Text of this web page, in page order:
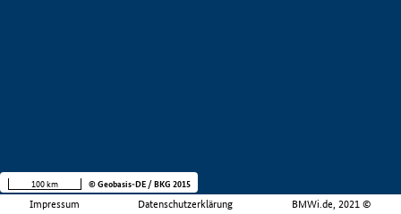
Impressum Datenschutzerklärung BMWi.de, 2021 ©
100 km © Geobasis-DE / BKG 2015